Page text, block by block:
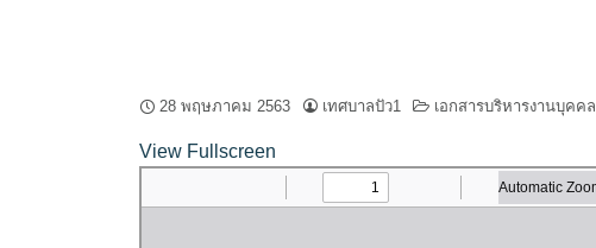
28 พฤษภาคม 2563 เทศบาลปัว1 เอกสารบริหารงานบุคคล
View Fullscreen